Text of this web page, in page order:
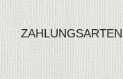
ZAHLUNGSARTEN